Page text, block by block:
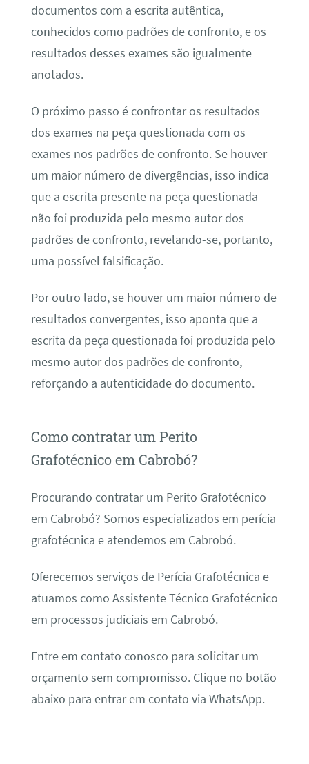
documentos com a escrita autêntica,
conhecidos como padrões de confronto, e os
resultados desses exames são igualmente
anotados.
O próximo passo é confrontar os resultados
dos exames na peça questionada com os
exames nos padrões de confronto. Se houver
um maior número de divergências, isso indica
que a escrita presente na peça questionada
não foi produzida pelo mesmo autor dos
padrões de confronto, revelando-se, portanto,
uma possível falsificação.
Por outro lado, se houver um maior número de
resultados convergentes, isso aponta que a
escrita da peça questionada foi produzida pelo
mesmo autor dos padrões de confronto,
reforçando a autenticidade do documento.
Como contratar um Perito
Grafotécnico em Cabrobó?
Procurando contratar um Perito Grafotécnico
em Cabrobó? Somos especializados em perícia
grafotécnica e atendemos em Cabrobó.
Oferecemos serviços de Perícia Grafotécnica e
atuamos como Assistente Técnico Grafotécnico
em processos judiciais em Cabrobó.
Entre em contato conosco para solicitar um
orçamento sem compromisso. Clique no botão
abaixo para entrar em contato via WhatsApp.